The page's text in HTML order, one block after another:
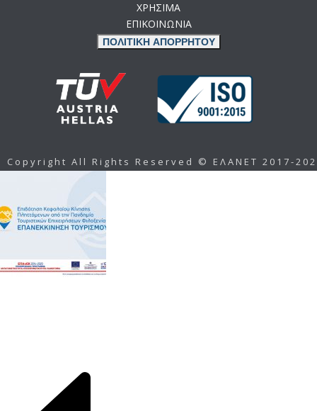
ΧΡΗΣΙΜΑ
ΕΠΙΚΟΙΝΩΝΙΑ
ΠΟΛΙΤΙΚΗ ΑΠΟΡΡΗΤΟΥ
Copyright All Rights Reserved © ΕΛΑΝΕΤ 2017-